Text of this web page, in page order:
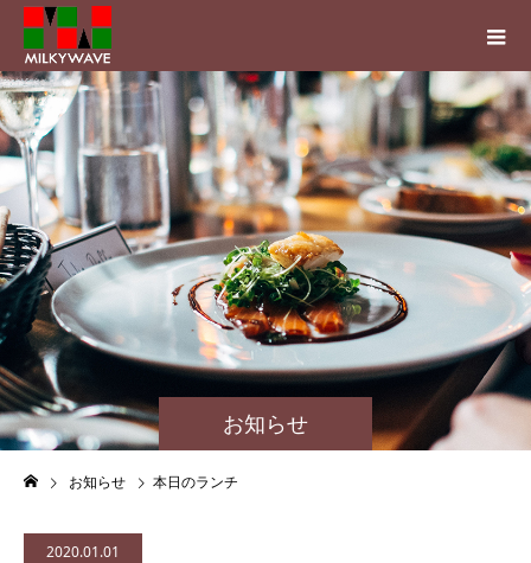
お知らせ
お知らせ 本日のランチ
2020.01.01